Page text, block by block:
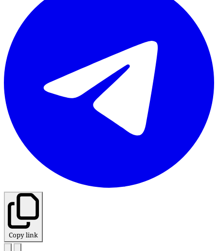
Copy link